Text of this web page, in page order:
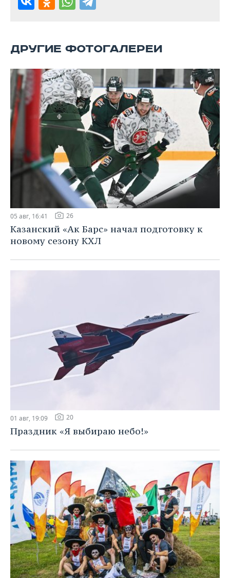
ДРУГИЕ ФОТОГАЛЕРЕИ
05 авг, 16:41 26
Казанский «Ак Барс» начал подготовку к
новому сезону КХЛ
01 авг, 19:09 20
Праздник «Я выбираю небо!»